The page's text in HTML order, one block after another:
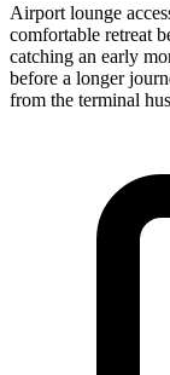
Airport lounge
comfortable retreat
catching an early
before a longer
from the terminal